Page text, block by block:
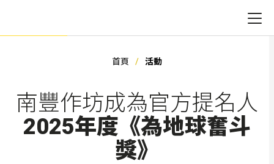
首頁 活動
南豐作坊成為官方提名人
2025年度《為地球奮斗
獎》